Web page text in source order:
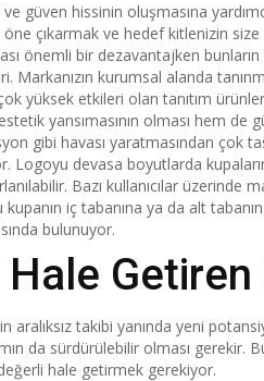
güven hissinin oluşmasına
çıkarmak ve hedef kitlenizin size
önemli bir dezavantajken
kurumsal alanda
yüksek etkileri olan tanıtım
yansımasının olması hem
gibi havası yaratmasından çok
Logoyu devasa boyutlarda
Bazı kullanıcılar
iç tabanına ya da alt
bulunuyor.
Hale
aralıksız takibi yanında yeni
da sürdürülebilir olması gerekir.
hale getirmek gerekiyor.